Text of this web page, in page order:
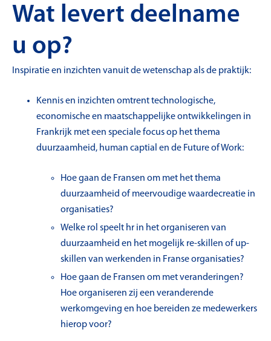
Wat levert deelname
u op?
Inspiratie en inzichten vanuit de wetenschap als de praktijk:
Kennis en inzichten omtrent technologische,
economische en maatschappelijke ontwikkelingen in
Frankrijk met een speciale focus op het thema
duurzaamheid, human captial en de Future of Work:
Hoe gaan de Fransen om met het thema
duurzaamheid of meervoudige waardecreatie in
organisaties?
Welke rol speelt hr in het organiseren van
duurzaamheid en het mogelijk re-skillen of up-
skillen van werkenden in Franse organisaties?
Hoe gaan de Fransen om met veranderingen?
Hoe organiseren zij een veranderende
werkomgeving en hoe bereiden ze medewerkers
hierop voor?